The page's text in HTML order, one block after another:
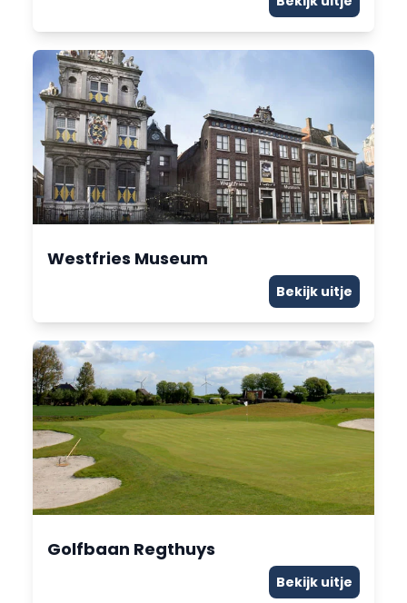
Westfries Museum
Bekijk uitje
Golfbaan Regthuys
Bekijk uitje